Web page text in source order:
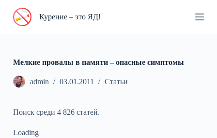
П
и
Курение – это ЯД!
Мелкие провалы в памяти – опасные симптомы
admin 03.01.2011 Статьи
Поиск среди 4 826 статей.
Loading